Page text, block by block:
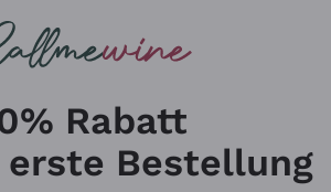
Rabatt
Bestellung